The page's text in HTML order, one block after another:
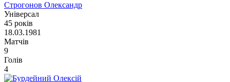
Строгонов Олександр
Універсал
45 років
18.03.1981
Матчів
9
Голів
4